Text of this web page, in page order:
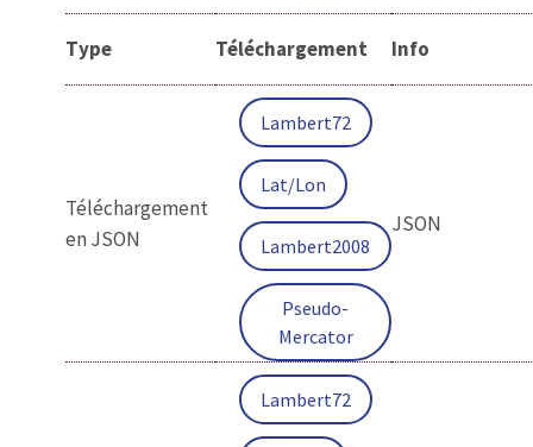
Type Téléchargement Info
Téléchargement
en JSON
Lambert72
Lat/Lon
Lambert2008
Pseudo-
Mercator
JSON
Lambert72